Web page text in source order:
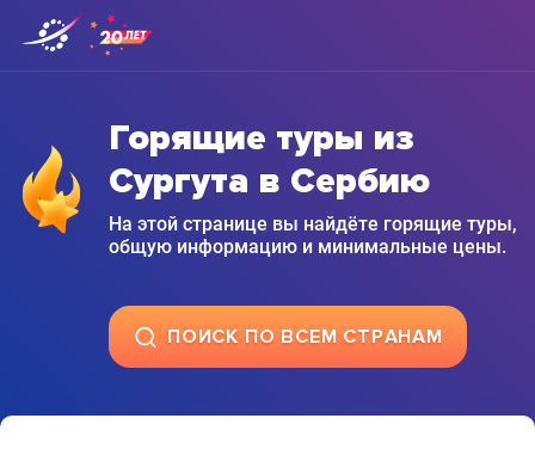
Горящие туры из
Сургута в Сербию
На этой странице вы найдёте горящие туры,
общую информацию и минимальные цены.
ПОИСК ПО ВСЕМ СТРАНАМ